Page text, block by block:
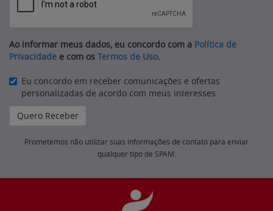
Ao informar meus dados, eu concordo com a Política de
Privacidade e com os Termos de Uso.
Eu concordo em receber comunicações e ofertas
personalizadas de acordo com meus interesses.
Prometemos não utilizar suas informações de contato para enviar
qualquer tipo de SPAM.